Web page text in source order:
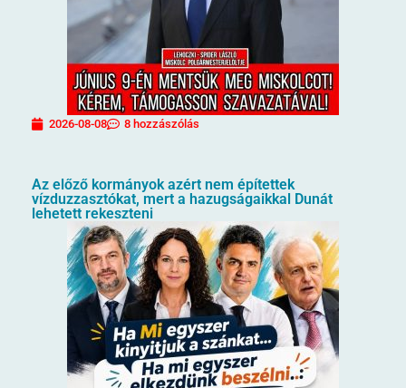
2026-08-08 8 hozzászólás
Az előző kormányok azért nem építettek
vízduzzasztókat, mert a hazugságaikkal Dunát
lehetett rekeszteni